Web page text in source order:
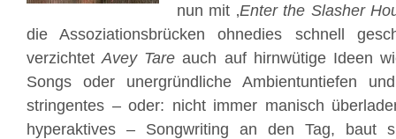
nun mit ‚Enter the Slasher
die Assoziationsbrücken ohnedies schnell
verzichtetAvey Tare auch auf hirnwütige Ideen
Songs oder unergründliche Ambientuntiefen
stringentes – oder: nicht immer manisch
hyperaktives – Songwriting an den Tag, baut